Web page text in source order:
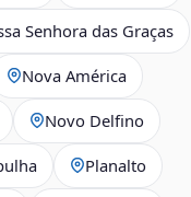
Senhora das Graças
Nova América
Novo Delfino
Planalto